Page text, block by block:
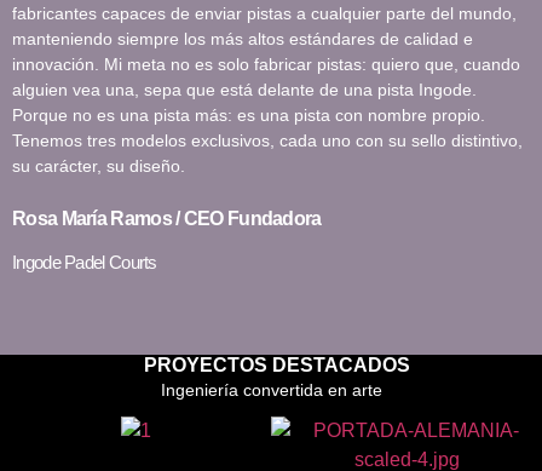
fabricantes capaces de enviar pistas a cualquier parte del mundo,
manteniendo siempre los más altos estándares de calidad e
innovación. Mi meta no es solo fabricar pistas: quiero que, cuando
alguien vea una, sepa que está delante de una pista Ingode.
Porque no es una pista más: es una pista con nombre propio.
Tenemos tres modelos exclusivos, cada uno con su sello distintivo,
su carácter, su diseño.
Rosa María Ramos / CEO Fundadora
Ingode Padel Courts
PROYECTOS DESTACADOS
Ingeniería convertida en arte